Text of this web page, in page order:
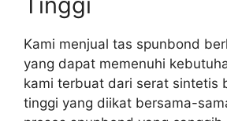
Kami menjual tas spunbond
yang dapat memenuhi
kami terbuat dari serat sintetis
tinggi yang diikat bersama-